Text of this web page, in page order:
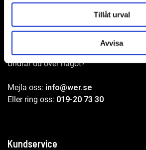
Tillåt urval
Avvisa
WER-agenturer AB
Adress: Elementvägen 7, 702 27 Örebro
Undrar du över något?
Mejla oss: info@wer.se
Eller ring oss: 019-20 73 30
Kundservice